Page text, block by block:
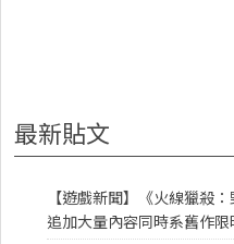
最新貼文
【遊戲新聞】《火線獵殺
追加大量內容同時系舊作